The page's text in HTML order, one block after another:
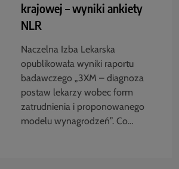
krajowej – wyniki ankiety
NLR
Naczelna Izba Lekarska
opublikowała wyniki raportu
badawczego „3XM – diagnoza
postaw lekarzy wobec form
zatrudnienia i proponowanego
modelu wynagrodzeń”. Co…